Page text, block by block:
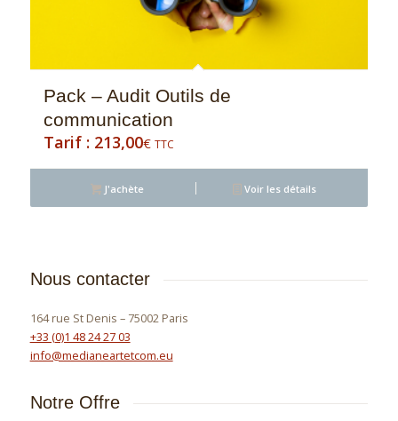
Pack – Audit Outils de
communication
213,00€ TTC
J'achète Voir les détails
Nous contacter
164 rue St Denis – 75002 Paris
+33 (0)1 48 24 27 03
info@medianeartetcom.eu
Notre Offre